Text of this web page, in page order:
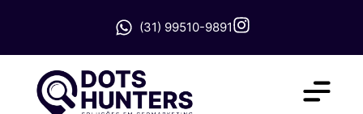
(31) 99510-9891